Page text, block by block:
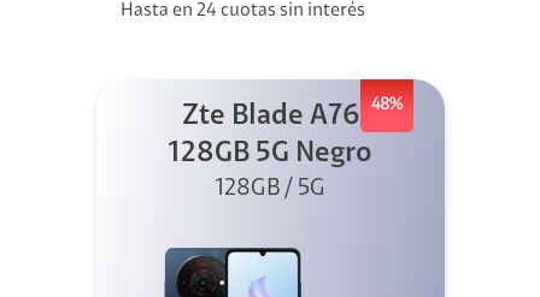
Hasta en 24 cuotas sin interés
48%
Zte Blade A76
128GB 5G Negro
128GB / 5G